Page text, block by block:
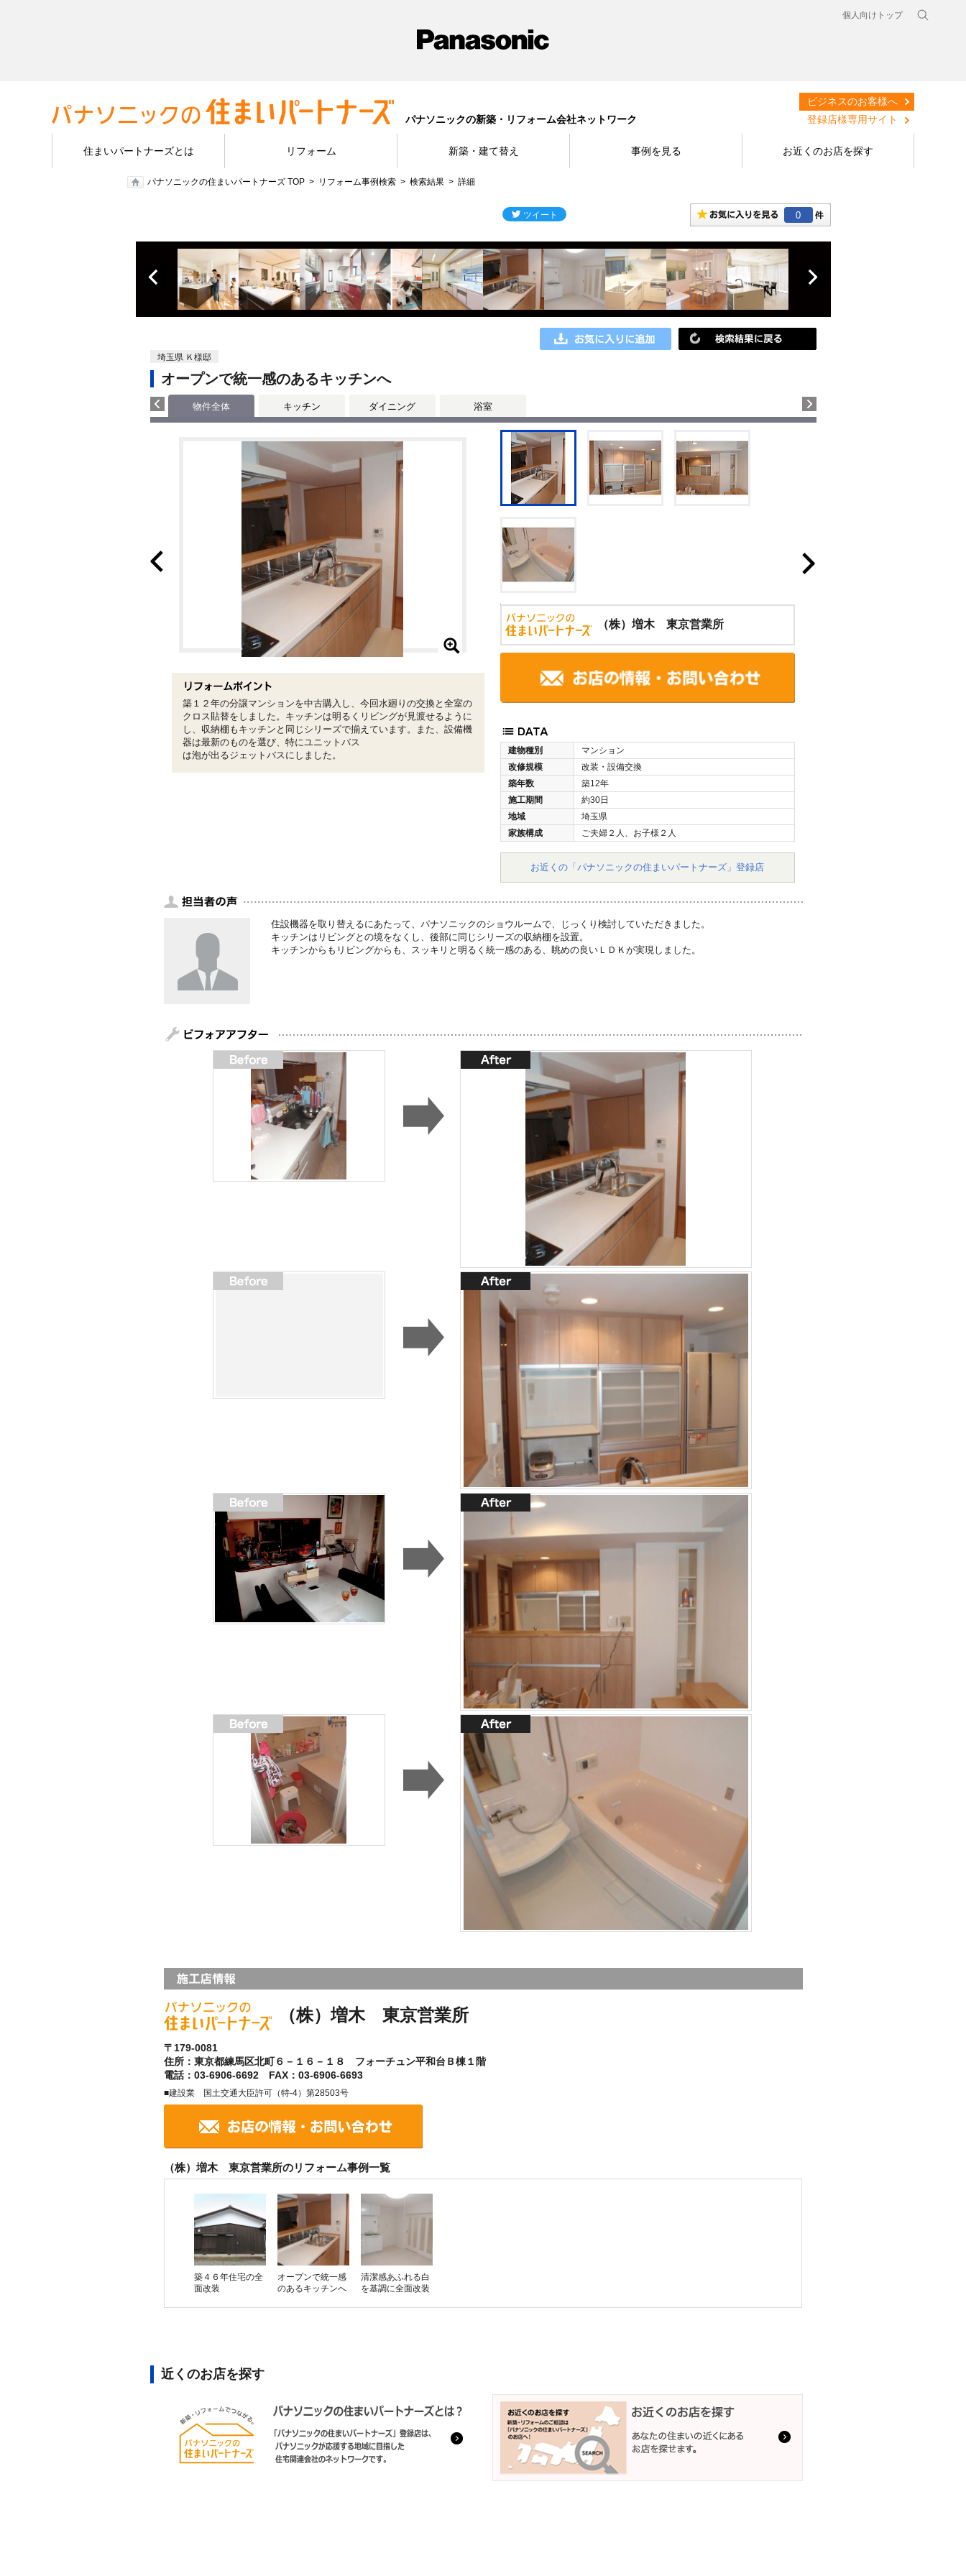
個人向けトップ
パナソニックの新築・リフォーム会社ネットワーク
ビジネスのお客様へ
登録店様専用サイト
住まいパートナーズとは リフォーム 新築・建て替え 事例を見る お近くのお店を探す
パナソニックの住まいパートナーズ TOP リフォーム事例検索 検索結果 詳細
0
埼玉県 Ｋ様邸
オープンで統一感のあるキッチンへ
物件全体 キッチン ダイニング 浴室
（株）増木 東京営業所
建物種別
マンション
改修規模
改装・設備交換
築年数
築12年
施工期間
約30日
地域
埼玉県
家族構成
ご夫婦２人、お子様２人
お近くの「パナソニックの住まいパートナーズ」登録店
築１２年の分譲マンションを中古購入し、今回水廻りの交換と全室の
クロス貼替をしました。キッチンは明るくリビングが見渡せるように
し、収納棚もキッチンと同じシリーズで揃えています。また、設備機
器は最新のものを選び、特にユニットバス
は泡が出るジェットバスにしました。
住設機器を取り替えるにあたって、パナソニックのショウルームで、じっくり検討していただきました。
キッチンはリビングとの境をなくし、後部に同じシリーズの収納棚を設置。
キッチンからもリビングからも、スッキリと明るく統一感のある、眺めの良いＬＤＫが実現しました。
（株）増木 東京営業所
〒179-0081
住所：東京都練馬区北町６－１６－１８ フォーチュン平和台Ｂ棟１階
電話：03-6906-6692 FAX：03-6906-6693
■建設業 国土交通大臣許可（特-4）第28503号
（株）増木 東京営業所のリフォーム事例一覧
築４６年住宅の全
面改装
オープンで統一感
のあるキッチンへ
清潔感あふれる白
を基調に全面改装
近くのお店を探す